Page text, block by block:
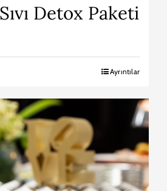
Detox Paketi
Ayrıntılar